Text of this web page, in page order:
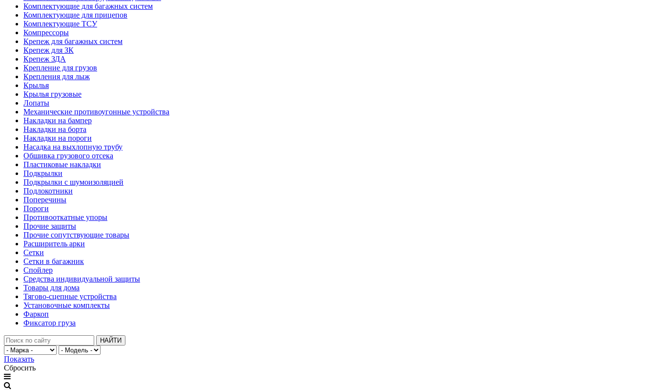
Комплектующие для багажных систем
Комплектующие для прицепов
Комплектующие ТСУ
Компрессоры
Крепеж для багажных систем
Крепеж для ЗК
Крепеж ЗДА
Крепление для грузов
Крепления для лыж
Крылья
Крылья грузовые
Лопаты
Механические противоугонные устройства
Накладки на бампер
Накладки на борта
Накладки на пороги
Насадка на выхлопную трубу
Обшивка грузового отсека
Пластиковые накладки
Подкрылки
Подкрылки с шумоизоляцией
Подлокотники
Поперечины
Пороги
Противооткатные упоры
Прочие защиты
Прочие сопутствующие товары
Расширитель арки
Сетки
Сетки в багажник
Спойлер
Средства индивидуальной защиты
Товары для дома
Тягово-сцепные устройства
Установочные комплекты
Фаркоп
Фиксатор груза
НАЙТИ
Показать
Сбросить